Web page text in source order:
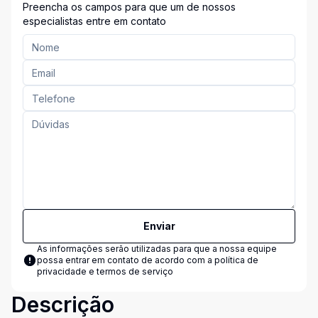
Preencha os campos para que um de nossos
especialistas entre em contato
Enviar
As informações serão utilizadas para que a nossa equipe
possa entrar em contato de acordo com a política de
privacidade e termos de serviço
Descrição